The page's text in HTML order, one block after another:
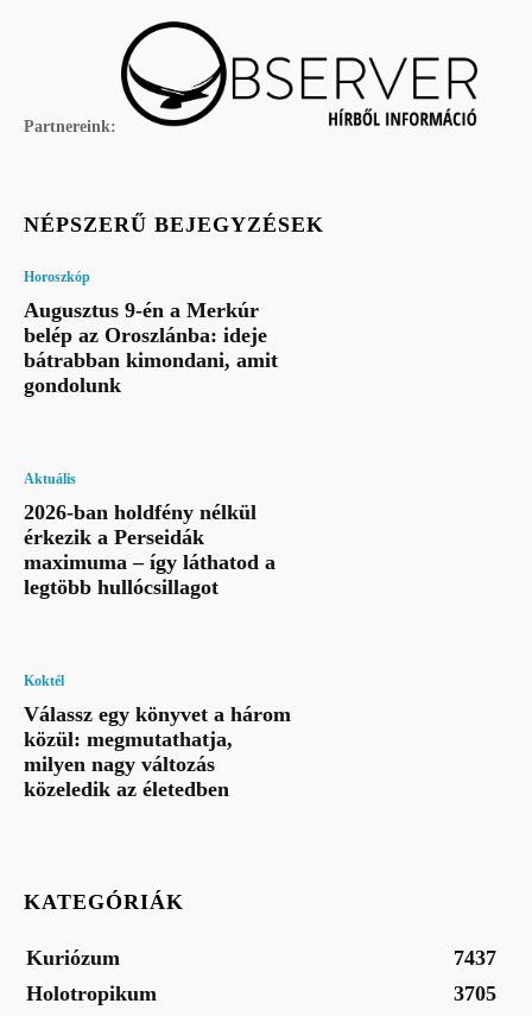
Partnereink:
NÉPSZERŰ BEJEGYZÉSEK
Horoszkóp
Augusztus 9-én a Merkúr
belép az Oroszlánba: ideje
bátrabban kimondani, amit
gondolunk
Aktuális
2026-ban holdfény nélkül
érkezik a Perseidák
maximuma – így láthatod a
legtöbb hullócsillagot
Koktél
Válassz egy könyvet a három
közül: megmutathatja,
milyen nagy változás
közeledik az életedben
KATEGÓRIÁK
Kuriózum
7437
Holotropikum
3705